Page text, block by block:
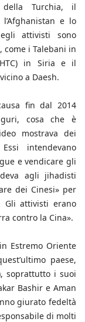
della Turchia, il
e lo
attivisti sono
i Talebani in
in Siria e il
a Daesh.
fin dal 2014
cosa che è
mostrava dei
intendevano
e vendicare gli
agli jihadisti
dei Cinesi» per
attivisti erano
contro la Cina».
Estremo Oriente
paese,
soprattutto i suoi
Bashir e Aman
giurato fedeltà
di molti